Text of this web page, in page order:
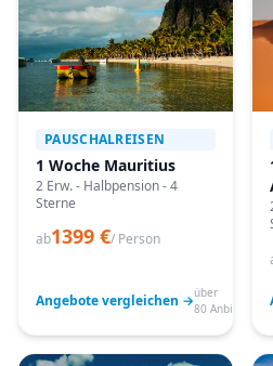
PAUSCHALREISEN
1 Woche Mauritius
2 Erw. - Halbpension - 4
Sterne
ab1399 €/ Person
Angebote vergleichen →über
80 Anbieter